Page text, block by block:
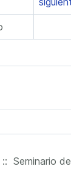
:: Seminario de